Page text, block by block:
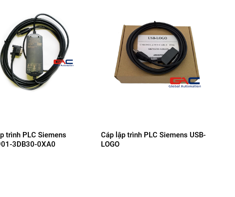
trình PLC Siemens
3DB30-0XA0
Cáp lập trình PLC Siemens USB-
LOGO